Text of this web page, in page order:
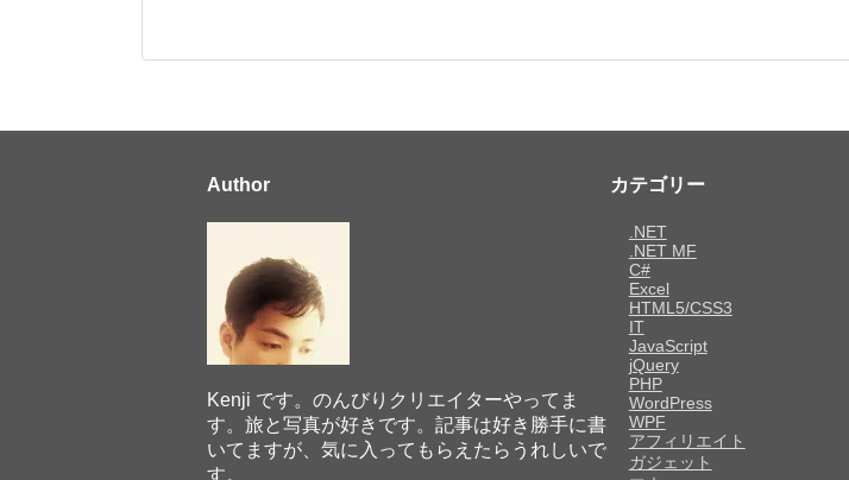
Author
Kenji です。のんびりクリエイターやってま
す。旅と写真が好きです。記事は好き勝手に書
いてますが、気に入ってもらえたらうれしいで
す。
カテゴリー
.NET
.NET MF
C#
Excel
HTML5/CSS3
IT
JavaScript
jQuery
PHP
WordPress
WPF
アフィリエイト
ガジェット